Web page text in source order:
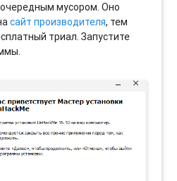
мусором. Оно
сайт производителя, тем
триал. Запустите